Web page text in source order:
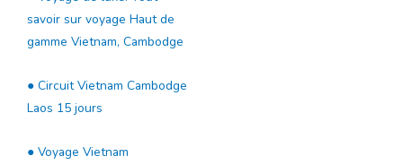
savoir sur voyage Haut de
gamme Vietnam, Cambodge
● Circuit Vietnam Cambodge
Laos 15 jours
● Voyage Vietnam